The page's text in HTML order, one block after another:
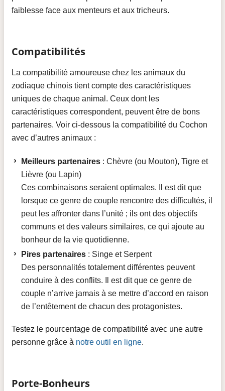
faiblesse face aux menteurs et aux tricheurs.
Compatibilités
La compatibilité amoureuse chez les animaux du
zodiaque chinois tient compte des caractéristiques
uniques de chaque animal. Ceux dont les
caractéristiques correspondent, peuvent être de bons
partenaires. Voir ci-dessous la compatibilité du Cochon
avec d’autres animaux :
Meilleurs partenaires : Chèvre (ou Mouton), Tigre et
Lièvre (ou Lapin)
Ces combinaisons seraient optimales. Il est dit que
lorsque ce genre de couple rencontre des difficultés, il
peut les affronter dans l’unité ; ils ont des objectifs
communs et des valeurs similaires, ce qui ajoute au
bonheur de la vie quotidienne.
Pires partenaires : Singe et Serpent
Des personnalités totalement différentes peuvent
conduire à des conflits. Il est dit que ce genre de
couple n’arrive jamais à se mettre d’accord en raison
de l’entêtement de chacun des protagonistes.
Testez le pourcentage de compatibilité avec une autre
personne grâce à notre outil en ligne.
Porte-Bonheurs